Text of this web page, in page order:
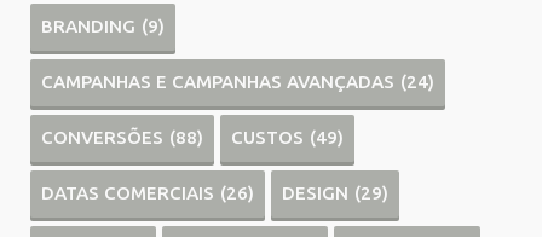
BRANDING (9)
CAMPANHAS E CAMPANHAS AVANÇADAS (24)
CONVERSÕES (88) CUSTOS (49)
DATAS COMERCIAIS (26) DESIGN (29)